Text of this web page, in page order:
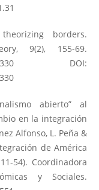
borders.
9(2), 155-69.
DOI:
abierto” al
en la integración
Alfonso, L. Peña &
de América
54). Coordinadora
y Sociales.